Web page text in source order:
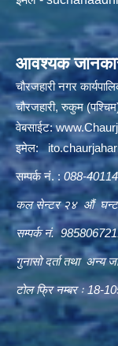
आवश्यक
चौरजहारी नगर
चौरजहारी, रुकुम
वेबसाईट:
इमेल:
सम्पर्क नं. : 088-
कल सेन्टर २४ औं
सम्पर्क नं.
गुनासो दर्ता तथा अन्य
टोल फ्रि नम्बर ः 18-